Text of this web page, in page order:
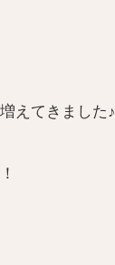
えてきました♪